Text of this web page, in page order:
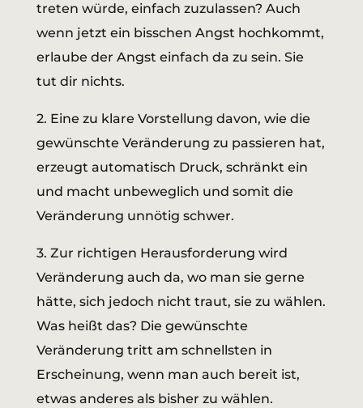
treten würde, einfach zuzulassen? Auch
wenn jetzt ein bisschen Angst hochkommt,
erlaube der Angst einfach da zu sein. Sie
tut dir nichts.
2. Eine zu klare Vorstellung davon, wie die
gewünschte Veränderung zu passieren hat,
erzeugt automatisch Druck, schränkt ein
und macht unbeweglich und somit die
Veränderung unnötig schwer.
3. Zur richtigen Herausforderung wird
Veränderung auch da, wo man sie gerne
hätte, sich jedoch nicht traut, sie zu wählen.
Was heißt das? Die gewünschte
Veränderung tritt am schnellsten in
Erscheinung, wenn man auch bereit ist,
etwas anderes als bisher zu wählen.